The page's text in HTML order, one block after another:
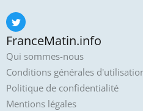
FranceMatin.info
Qui sommes-nous
Conditions générales
Politique de confidentialité
Mentions légales